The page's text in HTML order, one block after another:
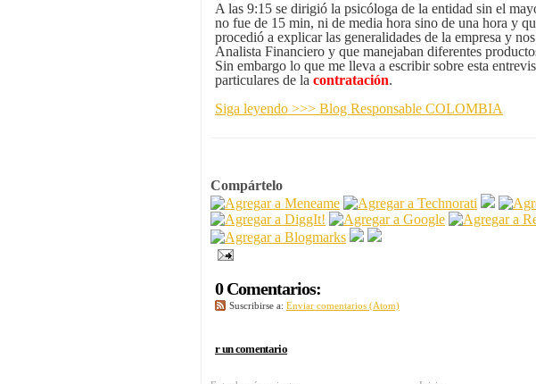
A las 9:15 se dirigió la psicóloga de la entidad sin el
no fue de 15 min, ni de media hora sino de una hora y
procedió a explicar las generalidades de la empresa y
Analista Financiero y que manejaban diferentes
Sin embargo lo que me lleva a escribir sobre esta
particulares de la contratación.
Siga leyendo >>> Blog Responsable COLOMBIA
Compártelo
0 Comentarios:
Suscribirse a: Enviar comentarios (Atom)
r un comentario